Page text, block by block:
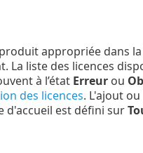
appropriée dans
liste des licences
à l’état Erreurou
des licences. L'ajout
d'accueil est défini sur